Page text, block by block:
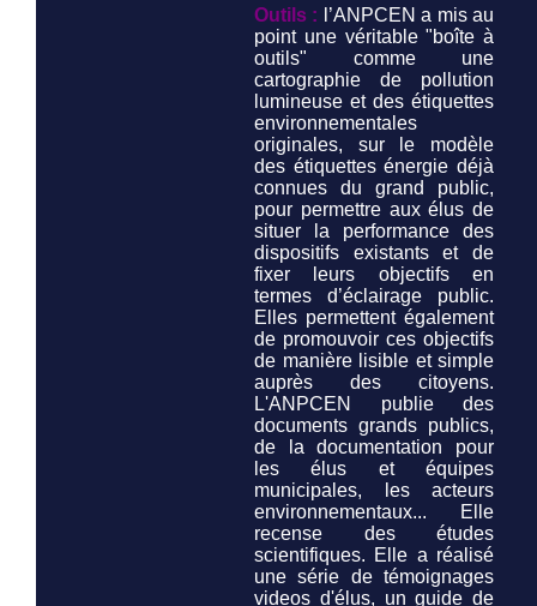
Outils :
l’ANPCEN a mis au
point une véritable "boîte à
outils" comme une
cartographie de pollution
lumineuse et des étiquettes
environnementales
originales, sur le modèle
des étiquettes énergie déjà
connues du grand public,
pour permettre aux élus de
situer la performance des
dispositifs existants et de
fixer leurs objectifs en
termes d’éclairage public.
Elles permettent également
de promouvoir ces objectifs
de manière lisible et simple
auprès des citoyens.
L'ANPCEN publie des
documents grands publics,
de la documentation pour
les élus et équipes
municipales, les acteurs
environnementaux... Elle
recense des études
scientifiques. Elle a réalisé
une série de témoignages
videos d'élus, un guide de